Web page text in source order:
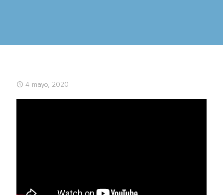
4 mayo, 2020